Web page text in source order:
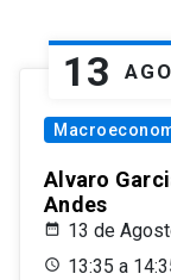
13 AGO
Alvaro
Andes
13 de
13:35 a